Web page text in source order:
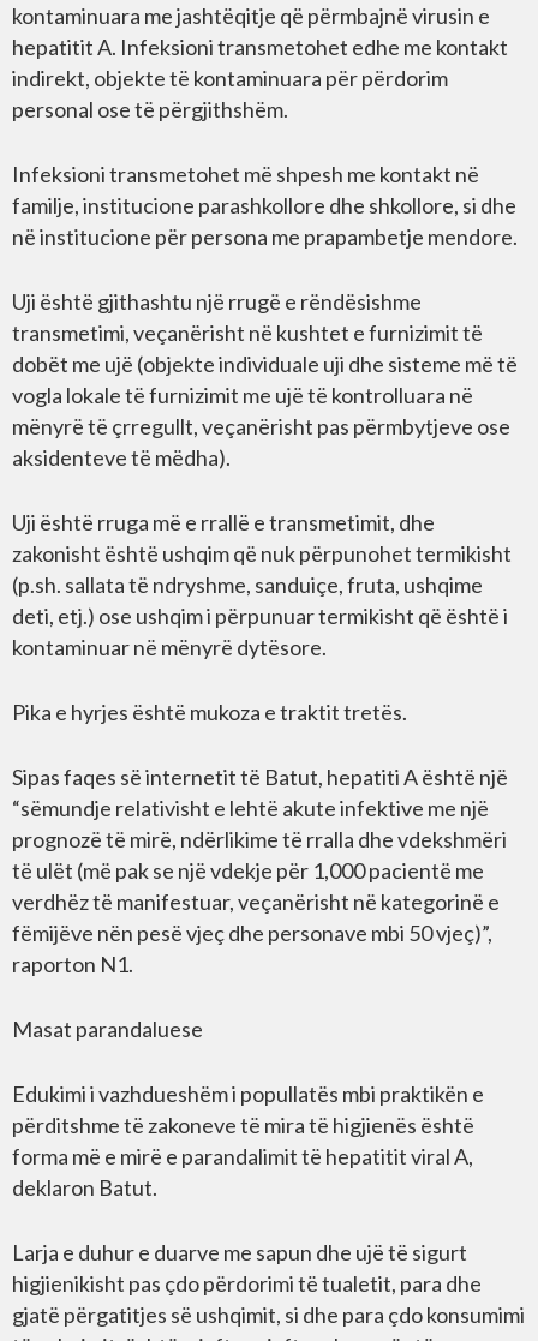
kontaminuara me jashtëqitje që përmbajnë virusin e
hepatitit A. Infeksioni transmetohet edhe me kontakt
indirekt, objekte të kontaminuara për përdorim
personal ose të përgjithshëm.
Infeksioni transmetohet më shpesh me kontakt në
familje, institucione parashkollore dhe shkollore, si dhe
në institucione për persona me prapambetje mendore.
Uji është gjithashtu një rrugë e rëndësishme
transmetimi, veçanërisht në kushtet e furnizimit të
dobët me ujë (objekte individuale uji dhe sisteme më të
vogla lokale të furnizimit me ujë të kontrolluara në
mënyrë të çrregullt, veçanërisht pas përmbytjeve ose
aksidenteve të mëdha).
Uji është rruga më e rrallë e transmetimit, dhe
zakonisht është ushqim që nuk përpunohet termikisht
(p.sh. sallata të ndryshme, sanduiçe, fruta, ushqime
deti, etj.) ose ushqim i përpunuar termikisht që është i
kontaminuar në mënyrë dytësore.
Pika e hyrjes është mukoza e traktit tretës.
Sipas faqes së internetit të Batut, hepatiti A është një
“sëmundje relativisht e lehtë akute infektive me një
prognozë të mirë, ndërlikime të rralla dhe vdekshmëri
të ulët (më pak se një vdekje për 1,000 pacientë me
verdhëz të manifestuar, veçanërisht në kategorinë e
fëmijëve nën pesë vjeç dhe personave mbi 50 vjeç)”,
raporton N1.
Masat parandaluese
Edukimi i vazhdueshëm i popullatës mbi praktikën e
përditshme të zakoneve të mira të higjienës është
forma më e mirë e parandalimit të hepatitit viral A,
deklaron Batut.
Larja e duhur e duarve me sapun dhe ujë të sigurt
higjienikisht pas çdo përdorimi të tualetit, para dhe
gjatë përgatitjes së ushqimit, si dhe para çdo konsumimi